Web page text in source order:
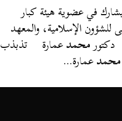
في عضوية هيئة كبار
للشؤون الإسلامية، والمعهد
دكتورمحمدعمارة تذبذب
محمدعمارة…